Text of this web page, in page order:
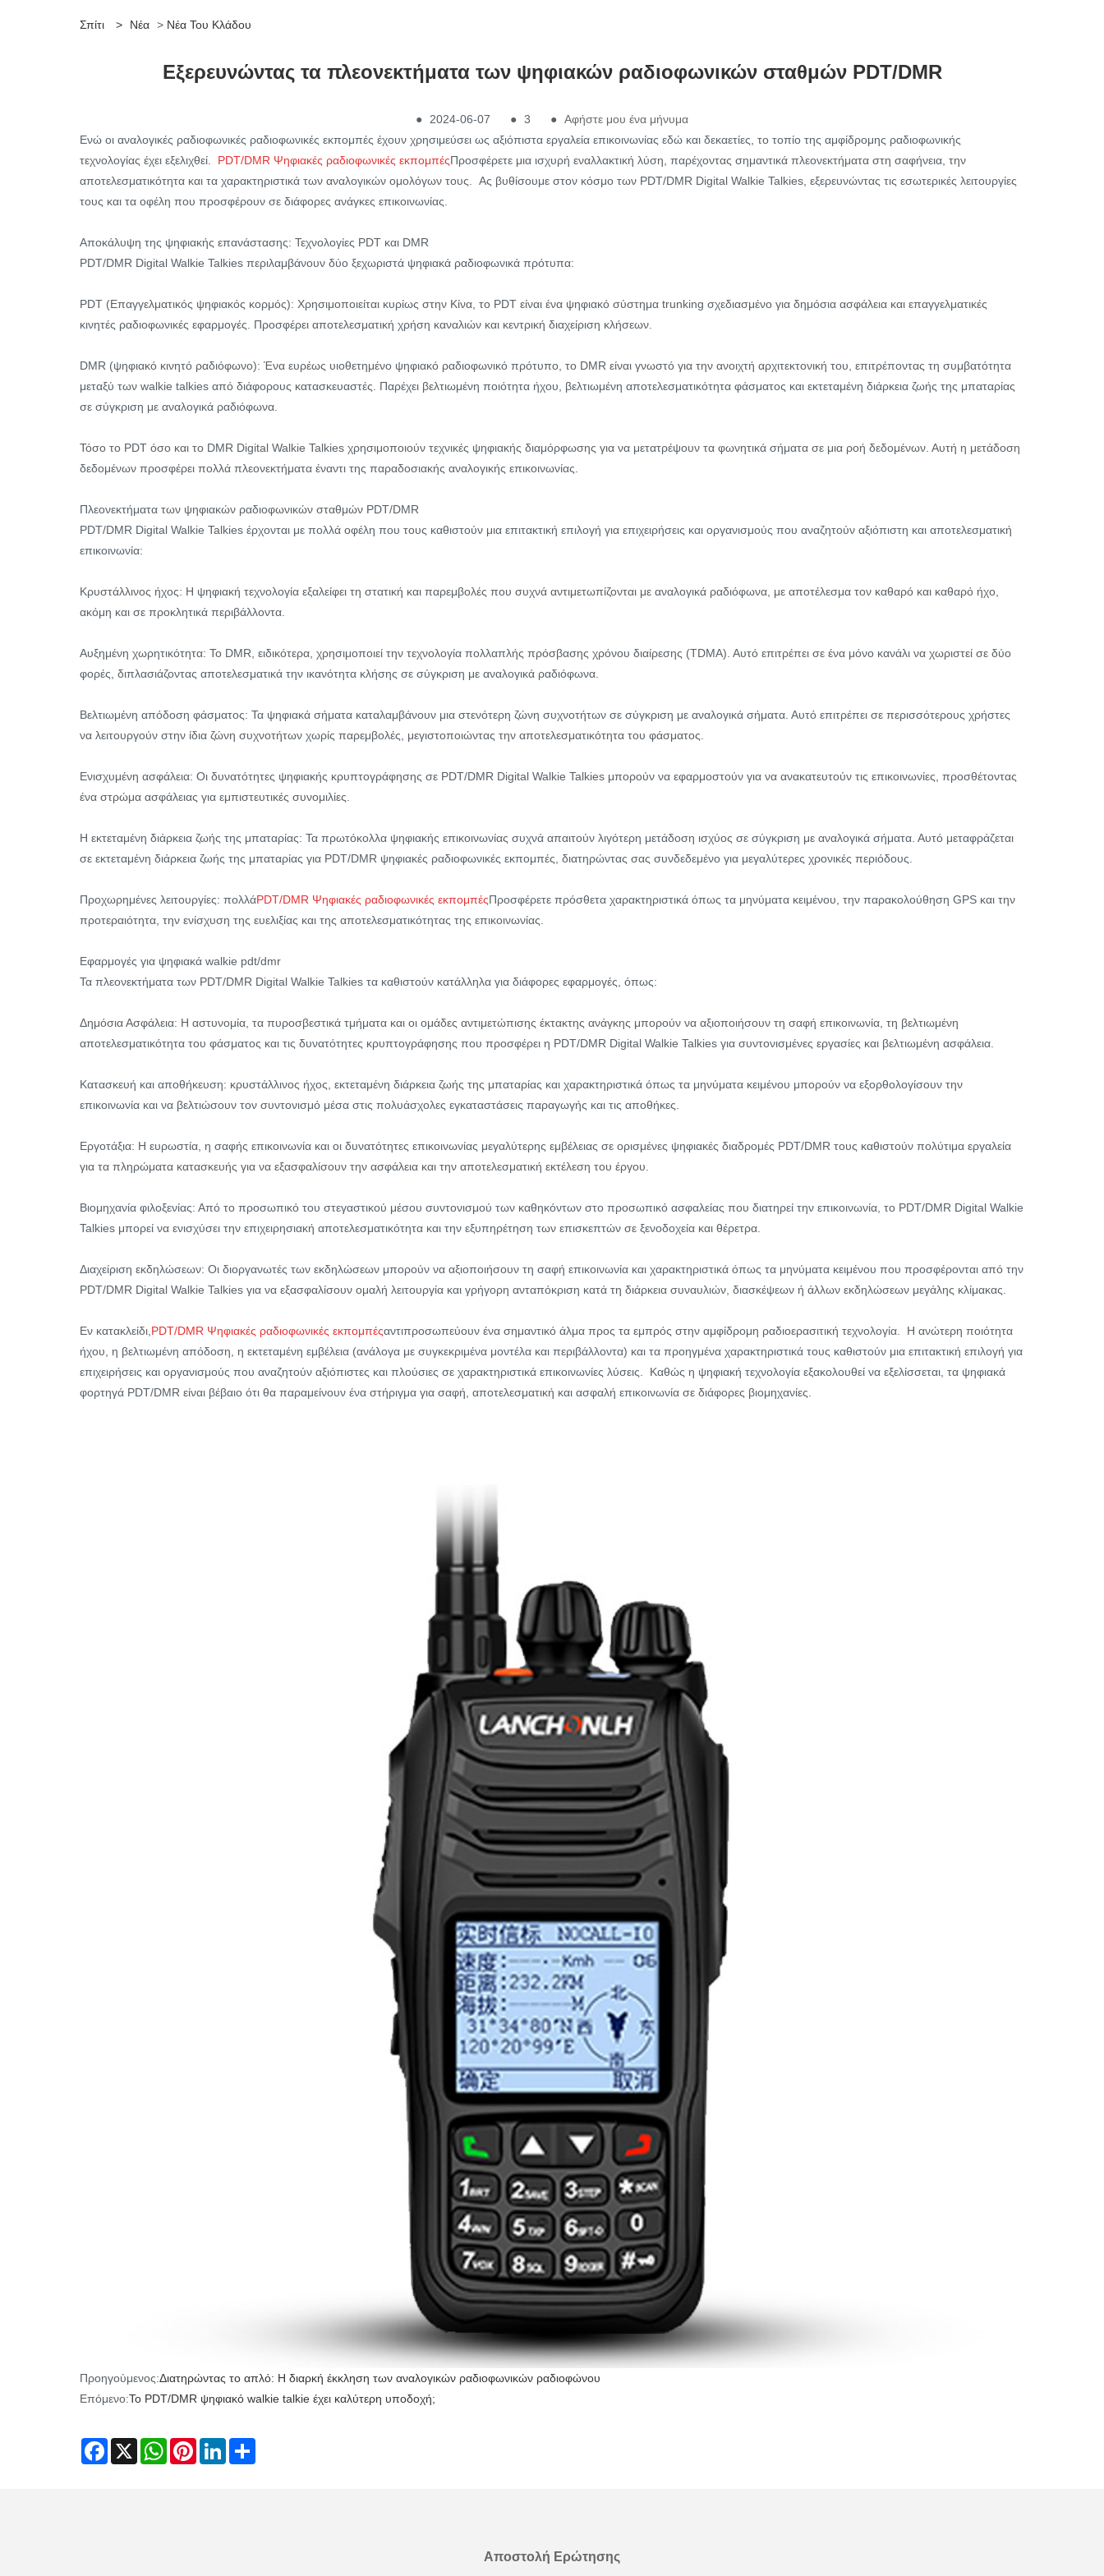
Σπίτι > Νέα > Νέα Του Κλάδου
Εξερευνώντας τα πλεονεκτήματα των ψηφιακών ραδιοφωνικών σταθμών PDT/DMR
● 2024-06-07 ● 3 ● Αφήστε μου ένα μήνυμα
Ενώ οι αναλογικές ραδιοφωνικές ραδιοφωνικές εκπομπές έχουν χρησιμεύσει ως αξιόπιστα εργαλεία επικοινωνίας εδώ και δεκαετίες, το τοπίο της αμφίδρομης ραδιοφωνικής
τεχνολογίας έχει εξελιχθεί. PDT/DMR Ψηφιακές ραδιοφωνικές εκπομπέςΠροσφέρετε μια ισχυρή εναλλακτική λύση, παρέχοντας σημαντικά πλεονεκτήματα στη σαφήνεια, την
αποτελεσματικότητα και τα χαρακτηριστικά των αναλογικών ομολόγων τους. Ας βυθίσουμε στον κόσμο των PDT/DMR Digital Walkie Talkies, εξερευνώντας τις εσωτερικές λειτουργίες
τους και τα οφέλη που προσφέρουν σε διάφορες ανάγκες επικοινωνίας.
Αποκάλυψη της ψηφιακής επανάστασης: Τεχνολογίες PDT και DMR
PDT/DMR Digital Walkie Talkies περιλαμβάνουν δύο ξεχωριστά ψηφιακά ραδιοφωνικά πρότυπα:
PDT (Επαγγελματικός ψηφιακός κορμός): Χρησιμοποιείται κυρίως στην Κίνα, το PDT είναι ένα ψηφιακό σύστημα trunking σχεδιασμένο για δημόσια ασφάλεια και επαγγελματικές
κινητές ραδιοφωνικές εφαρμογές. Προσφέρει αποτελεσματική χρήση καναλιών και κεντρική διαχείριση κλήσεων.
DMR (ψηφιακό κινητό ραδιόφωνο): Ένα ευρέως υιοθετημένο ψηφιακό ραδιοφωνικό πρότυπο, το DMR είναι γνωστό για την ανοιχτή αρχιτεκτονική του, επιτρέποντας τη συμβατότητα
μεταξύ των walkie talkies από διάφορους κατασκευαστές. Παρέχει βελτιωμένη ποιότητα ήχου, βελτιωμένη αποτελεσματικότητα φάσματος και εκτεταμένη διάρκεια ζωής της μπαταρίας
σε σύγκριση με αναλογικά ραδιόφωνα.
Τόσο το PDT όσο και το DMR Digital Walkie Talkies χρησιμοποιούν τεχνικές ψηφιακής διαμόρφωσης για να μετατρέψουν τα φωνητικά σήματα σε μια ροή δεδομένων. Αυτή η μετάδοση
δεδομένων προσφέρει πολλά πλεονεκτήματα έναντι της παραδοσιακής αναλογικής επικοινωνίας.
Πλεονεκτήματα των ψηφιακών ραδιοφωνικών σταθμών PDT/DMR
PDT/DMR Digital Walkie Talkies έρχονται με πολλά οφέλη που τους καθιστούν μια επιτακτική επιλογή για επιχειρήσεις και οργανισμούς που αναζητούν αξιόπιστη και αποτελεσματική
επικοινωνία:
Κρυστάλλινος ήχος: Η ψηφιακή τεχνολογία εξαλείφει τη στατική και παρεμβολές που συχνά αντιμετωπίζονται με αναλογικά ραδιόφωνα, με αποτέλεσμα τον καθαρό και καθαρό ήχο,
ακόμη και σε προκλητικά περιβάλλοντα.
Αυξημένη χωρητικότητα: Το DMR, ειδικότερα, χρησιμοποιεί την τεχνολογία πολλαπλής πρόσβασης χρόνου διαίρεσης (TDMA). Αυτό επιτρέπει σε ένα μόνο κανάλι να χωριστεί σε δύο
φορές, διπλασιάζοντας αποτελεσματικά την ικανότητα κλήσης σε σύγκριση με αναλογικά ραδιόφωνα.
Βελτιωμένη απόδοση φάσματος: Τα ψηφιακά σήματα καταλαμβάνουν μια στενότερη ζώνη συχνοτήτων σε σύγκριση με αναλογικά σήματα. Αυτό επιτρέπει σε περισσότερους χρήστες
να λειτουργούν στην ίδια ζώνη συχνοτήτων χωρίς παρεμβολές, μεγιστοποιώντας την αποτελεσματικότητα του φάσματος.
Ενισχυμένη ασφάλεια: Οι δυνατότητες ψηφιακής κρυπτογράφησης σε PDT/DMR Digital Walkie Talkies μπορούν να εφαρμοστούν για να ανακατευτούν τις επικοινωνίες, προσθέτοντας
ένα στρώμα ασφάλειας για εμπιστευτικές συνομιλίες.
Η εκτεταμένη διάρκεια ζωής της μπαταρίας: Τα πρωτόκολλα ψηφιακής επικοινωνίας συχνά απαιτούν λιγότερη μετάδοση ισχύος σε σύγκριση με αναλογικά σήματα. Αυτό μεταφράζεται
σε εκτεταμένη διάρκεια ζωής της μπαταρίας για PDT/DMR ψηφιακές ραδιοφωνικές εκπομπές, διατηρώντας σας συνδεδεμένο για μεγαλύτερες χρονικές περιόδους.
Προχωρημένες λειτουργίες: πολλάPDT/DMR Ψηφιακές ραδιοφωνικές εκπομπέςΠροσφέρετε πρόσθετα χαρακτηριστικά όπως τα μηνύματα κειμένου, την παρακολούθηση GPS και την
προτεραιότητα, την ενίσχυση της ευελιξίας και της αποτελεσματικότητας της επικοινωνίας.
Εφαρμογές για ψηφιακά walkie pdt/dmr
Τα πλεονεκτήματα των PDT/DMR Digital Walkie Talkies τα καθιστούν κατάλληλα για διάφορες εφαρμογές, όπως:
Δημόσια Ασφάλεια: Η αστυνομία, τα πυροσβεστικά τμήματα και οι ομάδες αντιμετώπισης έκτακτης ανάγκης μπορούν να αξιοποιήσουν τη σαφή επικοινωνία, τη βελτιωμένη
αποτελεσματικότητα του φάσματος και τις δυνατότητες κρυπτογράφησης που προσφέρει η PDT/DMR Digital Walkie Talkies για συντονισμένες εργασίες και βελτιωμένη ασφάλεια.
Κατασκευή και αποθήκευση: κρυστάλλινος ήχος, εκτεταμένη διάρκεια ζωής της μπαταρίας και χαρακτηριστικά όπως τα μηνύματα κειμένου μπορούν να εξορθολογίσουν την
επικοινωνία και να βελτιώσουν τον συντονισμό μέσα στις πολυάσχολες εγκαταστάσεις παραγωγής και τις αποθήκες.
Εργοτάξια: Η ευρωστία, η σαφής επικοινωνία και οι δυνατότητες επικοινωνίας μεγαλύτερης εμβέλειας σε ορισμένες ψηφιακές διαδρομές PDT/DMR τους καθιστούν πολύτιμα εργαλεία
για τα πληρώματα κατασκευής για να εξασφαλίσουν την ασφάλεια και την αποτελεσματική εκτέλεση του έργου.
Βιομηχανία φιλοξενίας: Από το προσωπικό του στεγαστικού μέσου συντονισμού των καθηκόντων στο προσωπικό ασφαλείας που διατηρεί την επικοινωνία, το PDT/DMR Digital Walkie
Talkies μπορεί να ενισχύσει την επιχειρησιακή αποτελεσματικότητα και την εξυπηρέτηση των επισκεπτών σε ξενοδοχεία και θέρετρα.
Διαχείριση εκδηλώσεων: Οι διοργανωτές των εκδηλώσεων μπορούν να αξιοποιήσουν τη σαφή επικοινωνία και χαρακτηριστικά όπως τα μηνύματα κειμένου που προσφέρονται από την
PDT/DMR Digital Walkie Talkies για να εξασφαλίσουν ομαλή λειτουργία και γρήγορη ανταπόκριση κατά τη διάρκεια συναυλιών, διασκέψεων ή άλλων εκδηλώσεων μεγάλης κλίμακας.
Εν κατακλείδι, PDT/DMR Ψηφιακές ραδιοφωνικές εκπομπέςαντιπροσωπεύουν ένα σημαντικό άλμα προς τα εμπρός στην αμφίδρομη ραδιοερασιτική τεχνολογία. Η ανώτερη ποιότητα
ήχου, η βελτιωμένη απόδοση, η εκτεταμένη εμβέλεια (ανάλογα με συγκεκριμένα μοντέλα και περιβάλλοντα) και τα προηγμένα χαρακτηριστικά τους καθιστούν μια επιτακτική επιλογή για
επιχειρήσεις και οργανισμούς που αναζητούν αξιόπιστες και πλούσιες σε χαρακτηριστικά επικοινωνίες λύσεις. Καθώς η ψηφιακή τεχνολογία εξακολουθεί να εξελίσσεται, τα ψηφιακά
φορτηγά PDT/DMR είναι βέβαιο ότι θα παραμείνουν ένα στήριγμα για σαφή, αποτελεσματική και ασφαλή επικοινωνία σε διάφορες βιομηχανίες.
Προηγούμενος:Διατηρώντας το απλό: Η διαρκή έκκληση των αναλογικών ραδιοφωνικών ραδιοφώνου
Επόμενο:Το PDT/DMR ψηφιακό walkie talkie έχει καλύτερη υποδοχή;
Facebook
X WhatsAppPinterestLinkedIn
Αποστολή Ερώτησης